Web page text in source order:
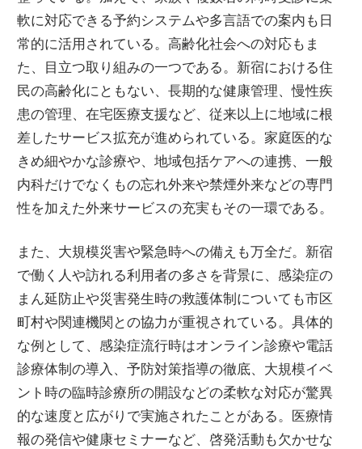
軟に対応できる予約システムや多言語での案内も日
常的に活用されている。高齢化社会への対応もま
た、目立つ取り組みの一つである。新宿における住
民の高齢化にともない、長期的な健康管理、慢性疾
患の管理、在宅医療支援など、従来以上に地域に根
差したサービス拡充が進められている。家庭医的な
きめ細やかな診療や、地域包括ケアへの連携、一般
内科だけでなくもの忘れ外来や禁煙外来などの専門
性を加えた外来サービスの充実もその一環である。
また、大規模災害や緊急時への備えも万全だ。新宿
で働く人や訪れる利用者の多さを背景に、感染症の
まん延防止や災害発生時の救護体制についても市区
町村や関連機関との協力が重視されている。具体的
な例として、感染症流行時はオンライン診療や電話
診療体制の導入、予防対策指導の徹底、大規模イベ
ント時の臨時診療所の開設などの柔軟な対応が驚異
的な速度と広がりで実施されたことがある。医療情
報の発信や健康セミナーなど、啓発活動も欠かせな